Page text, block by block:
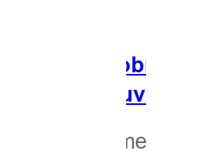
d'octobre
Oui, découvrez